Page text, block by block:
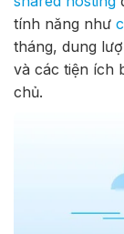
tính năng như
tháng, dung
và các tiện ích
chủ.